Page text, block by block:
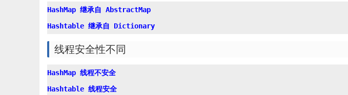
HashMap 继承自 AbstractMap
线程安全性不同
HashMap 线程不安全
Hashtable 线程安全